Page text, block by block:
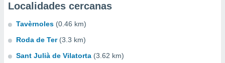
Localidades cercanas
Tavèrnoles (0.46 km)
Roda de Ter (3.3 km)
Sant Julià de Vilatorta (3.62 km)